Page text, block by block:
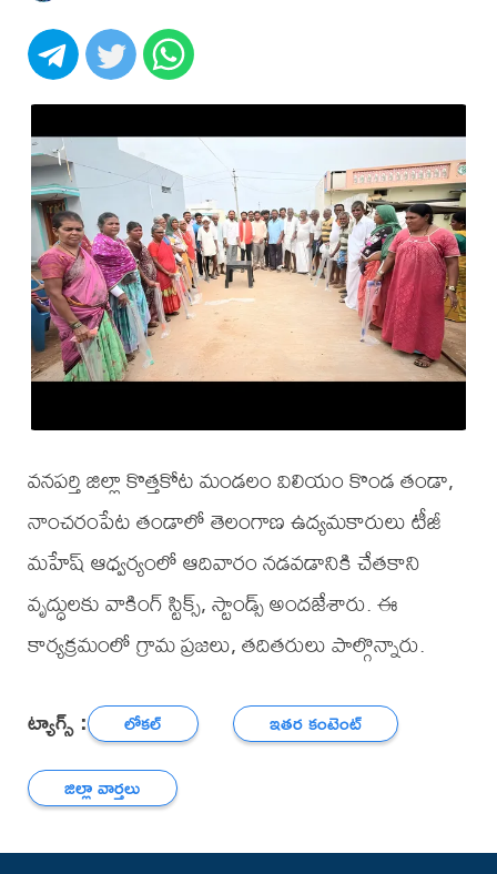
వనపర్తి జిల్లా కొత్తకోట మండలం విలియం కొండ తండా,
నాంచరంపేట తండాలో తెలంగాణ ఉద్యమకారులు టీజీ
మహేష్ ఆధ్వర్యంలో ఆదివారం నడవడానికి చేతకాని
వృద్ధులకు వాకింగ్ స్టిక్స్, స్టాండ్స్ అందజేశారు. ఈ
కార్యక్రమంలో గ్రామ ప్రజలు, తదితరులు పాల్గొన్నారు.
ట్యాగ్స్ : లోకల్
ఇతర కంటెంట్
జిల్లా వార్తలు